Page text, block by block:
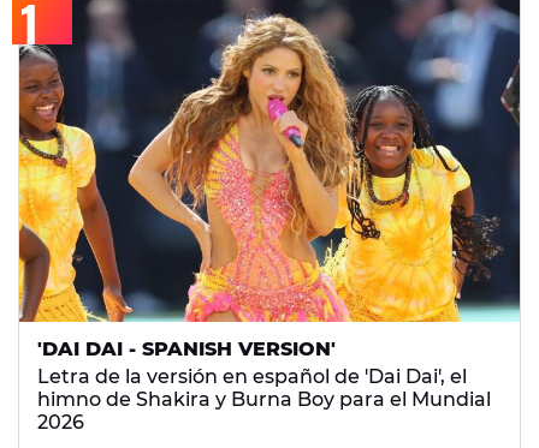
'DAI DAI - SPANISH VERSION'
Letra de la versión en español de 'Dai Dai', el
himno de Shakira y Burna Boy para el Mundial
2026